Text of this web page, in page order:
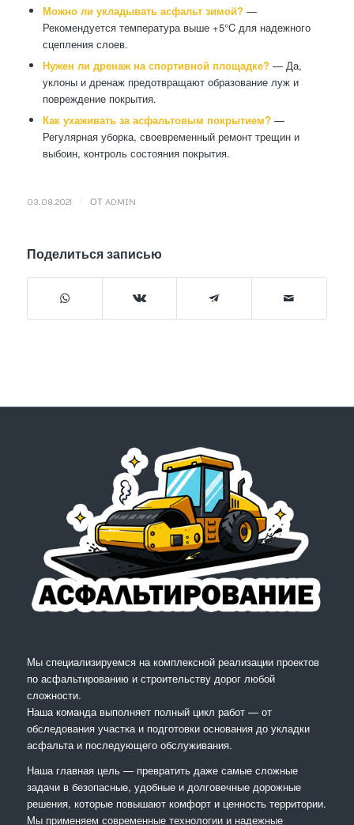
Можно ли укладывать асфальт зимой? —
Рекомендуется температура выше +5°C для надежного
сцепления слоев.
Нужен ли дренаж на спортивной площадке? — Да,
уклоны и дренаж предотвращают образование луж и
повреждение покрытия.
Как ухаживать за асфальтовым покрытием? —
Регулярная уборка, своевременный ремонт трещин и
выбоин, контроль состояния покрытия.
03.08.2021 ОТ ADMIN
Поделиться записью
Мы специализируемся на комплексной реализации проектов
по асфальтированию и строительству дорог любой
сложности.
Наша команда выполняет полный цикл работ — от
обследования участка и подготовки основания до укладки
асфальта и последующего обслуживания.
Наша главная цель — превратить даже самые сложные
задачи в безопасные, удобные и долговечные дорожные
решения, которые повышают комфорт и ценность территории.
Мы применяем современные технологии и надежные